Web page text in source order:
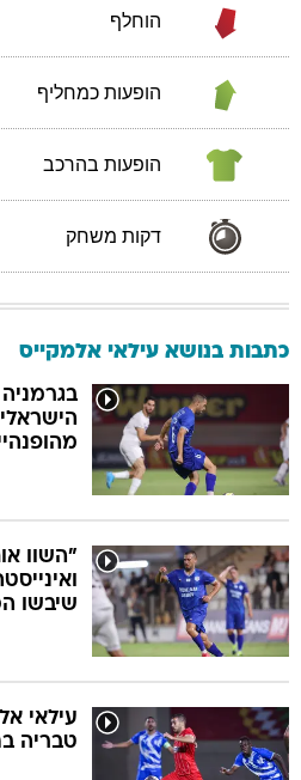
הוחלף
הופעות כמחליף
הופעות בהרכב
דקות משחק
כתבות בנושא עילאי אלמקייס
"השוו
שיבשו
עילאי
טבריה